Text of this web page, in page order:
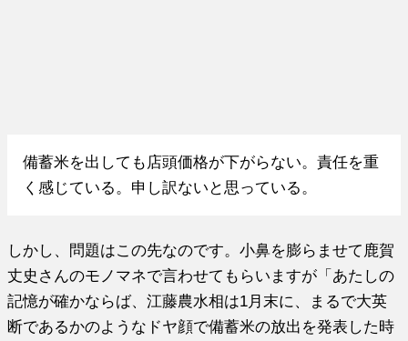
備蓄米を出しても店頭価格が下がらない。責任を重
く感じている。申し訳ないと思っている。
しかし、問題はこの先なのです。小鼻を膨らませて鹿賀
丈史さんのモノマネで言わせてもらいますが「あたしの
記憶が確かならば、江藤農水相は1月末に、まるで大英
断であるかのようなドヤ顔で備蓄米の放出を発表した時